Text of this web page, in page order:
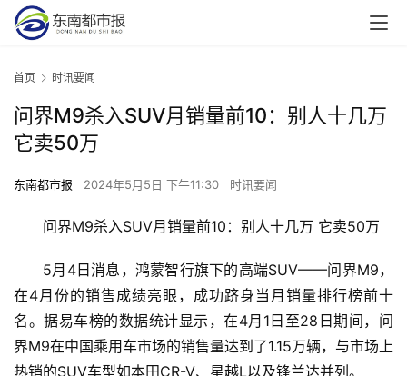
首页 时讯要闻
问界M9杀入SUV月销量前10：别人十几万
它卖50万
东南都市报 2024年5月5日 下午11:30 时讯要闻
问界M9杀入SUV月销量前10：别人十几万 它卖50万
5月4日消息，鸿蒙智行旗下的高端SUV——问界M9，
在4月份的销售成绩亮眼，成功跻身当月销量排行榜前十
名。据易车榜的数据统计显示，在4月1日至28日期间，问
界M9在中国乘用车市场的销售量达到了1.15万辆，与市场上
热销的SUV车型如本田CR-V、星越L以及锋兰达并列。